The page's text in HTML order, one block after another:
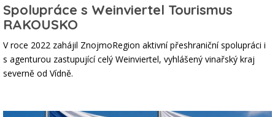
Spolupráce s Weinviertel Tourismus
RAKOUSKO
V roce 2022 zahájil ZnojmoRegion aktivní přeshraniční spolupráci i
s agenturou zastupující celý Weinviertel, vyhlášený vinařský kraj
severně od Vídně.